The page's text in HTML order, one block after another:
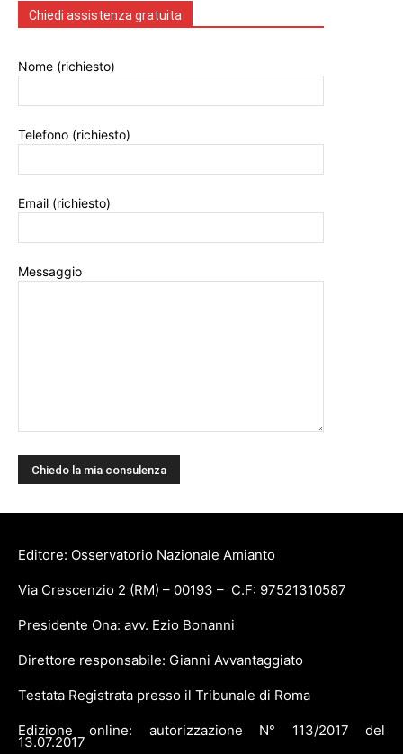
Chiedi assistenza gratuita
Nome (richiesto)
Telefono (richiesto)
Email (richiesto)
Messaggio
Editore: Osservatorio Nazionale Amianto
Via Crescenzio 2 (RM) – 00193 – C.F: 97521310587
Presidente Ona: avv. Ezio Bonanni
Direttore responsabile: Gianni Avvantaggiato
Testata Registrata presso il Tribunale di Roma
Edizione online: autorizzazione N° 113/2017 del
13.07.2017